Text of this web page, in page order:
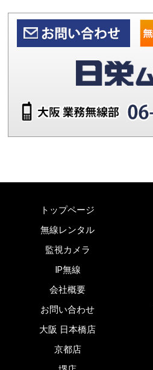
トップページ
無線レンタル
監視カメラ
IP無線
会社概要
お問い合わせ
大阪 日本橋店
京都店